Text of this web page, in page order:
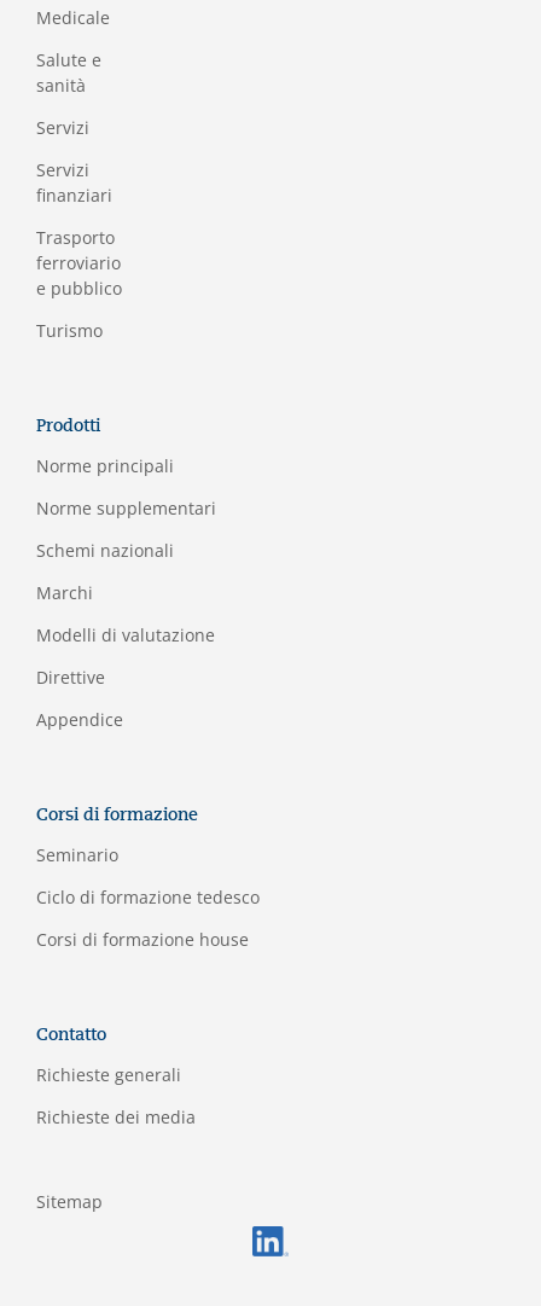
Medicale
Salute e
sanità
Servizi
Servizi
finanziari
Trasporto
ferroviario
e pubblico
Turismo
Prodotti
Norme principali
Norme supplementari
Schemi nazionali
Marchi
Modelli di valutazione
Direttive
Appendice
Corsi di formazione
Seminario
Ciclo di formazione tedesco
Corsi di formazione house
Contatto
Richieste generali
Richieste dei media
Sitemap